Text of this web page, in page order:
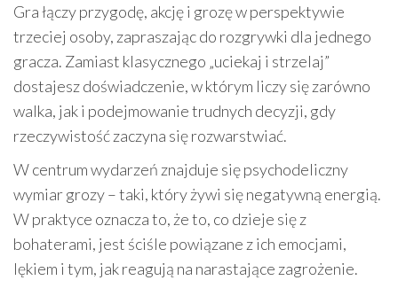
Gra łączy przygodę, akcję i grozę w perspektywie
trzeciej osoby, zapraszając do rozgrywki dla jednego
gracza. Zamiast klasycznego „uciekaj i strzelaj”
dostajesz doświadczenie, w którym liczy się zarówno
walka, jak i podejmowanie trudnych decyzji, gdy
rzeczywistość zaczyna się rozwarstwiać.
W centrum wydarzeń znajduje się psychodeliczny
wymiar grozy – taki, który żywi się negatywną energią.
W praktyce oznacza to, że to, co dzieje się z
bohaterami, jest ściśle powiązane z ich emocjami,
lękiem i tym, jak reagują na narastające zagrożenie.